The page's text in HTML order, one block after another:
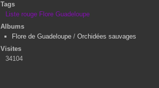
Tags
Liste rouge Flore Guadeloupe
Albums
Flore de Guadeloupe / Orchidées sauvages
Visites
34104